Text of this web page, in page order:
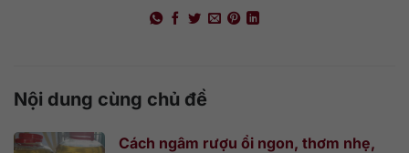
Nội dung cùng chủ đề
Cách ngâm rượu ổi ngon, thơm nhẹ,